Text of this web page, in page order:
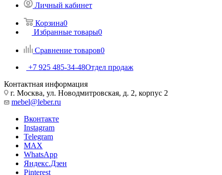
Личный кабинет
Корзина0
Избранные товары0
Сравнение товаров0
+7 925 485-34-48Отдел продаж
Контактная информация
г. Москва, ул. Новодмитровская, д. 2, корпус 2
mebel@leber.ru
Вконтакте
Instagram
Telegram
MAX
WhatsApp
Яндекс.Дзен
Pinterest